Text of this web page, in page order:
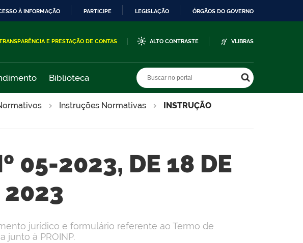
À INFORMAÇÃO PARTICIPE LEGISLAÇÃO ÓRGÃOS DO GOVERNO
E PRESTAÇÃO DE CONTAS ALTO CONTRASTE VLIBRAS
Biblioteca
Instruções Normativas
INSTRUÇÃO
05-2023, DE 18 DE
2023
jurídico e formulário referente ao Termo de
junto à PROINP.